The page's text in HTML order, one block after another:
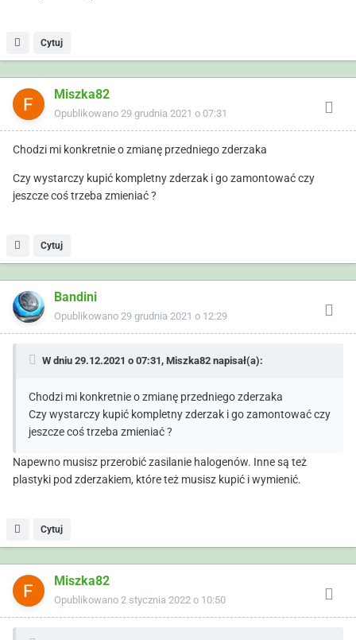
Cytuj
Miszka82
Opublikowano 29 grudnia 2021 o 07:31
Chodzi mi konkretnie o zmianę przedniego zderzaka
Czy wystarczy kupić kompletny zderzak i go zamontować czy
jeszcze coś trzeba zmieniać ?
Cytuj
Bandini
Opublikowano 29 grudnia 2021 o 12:29
W dniu 29.12.2021 o 07:31, Miszka82 napisał(a):
Chodzi mi konkretnie o zmianę przedniego zderzaka
Czy wystarczy kupić kompletny zderzak i go zamontować czy
jeszcze coś trzeba zmieniać ?
Napewno musisz przerobić zasilanie halogenów. Inne są też
plastyki pod zderzakiem, które też musisz kupić i wymienić.
Cytuj
Miszka82
Opublikowano 2 stycznia 2022 o 10:50